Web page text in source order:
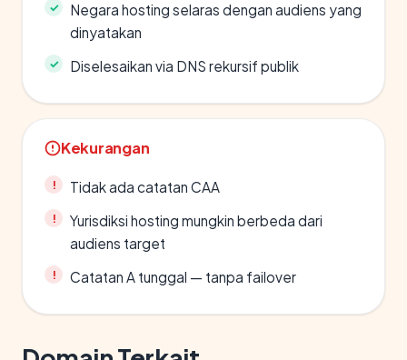
Negara hosting selaras dengan audiens yang
dinyatakan
Diselesaikan via DNS rekursif publik
Kekurangan
Tidak ada catatan CAA
Yurisdiksi hosting mungkin berbeda dari
audiens target
Catatan A tunggal — tanpa failover